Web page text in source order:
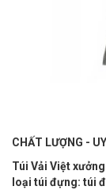
CHẤT LƯỢNG -
Túi Vải Việt
loại túi đựng: túi